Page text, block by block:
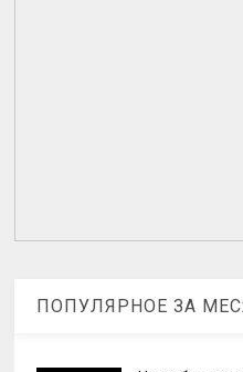
ПОПУЛЯРНОЕ ЗА